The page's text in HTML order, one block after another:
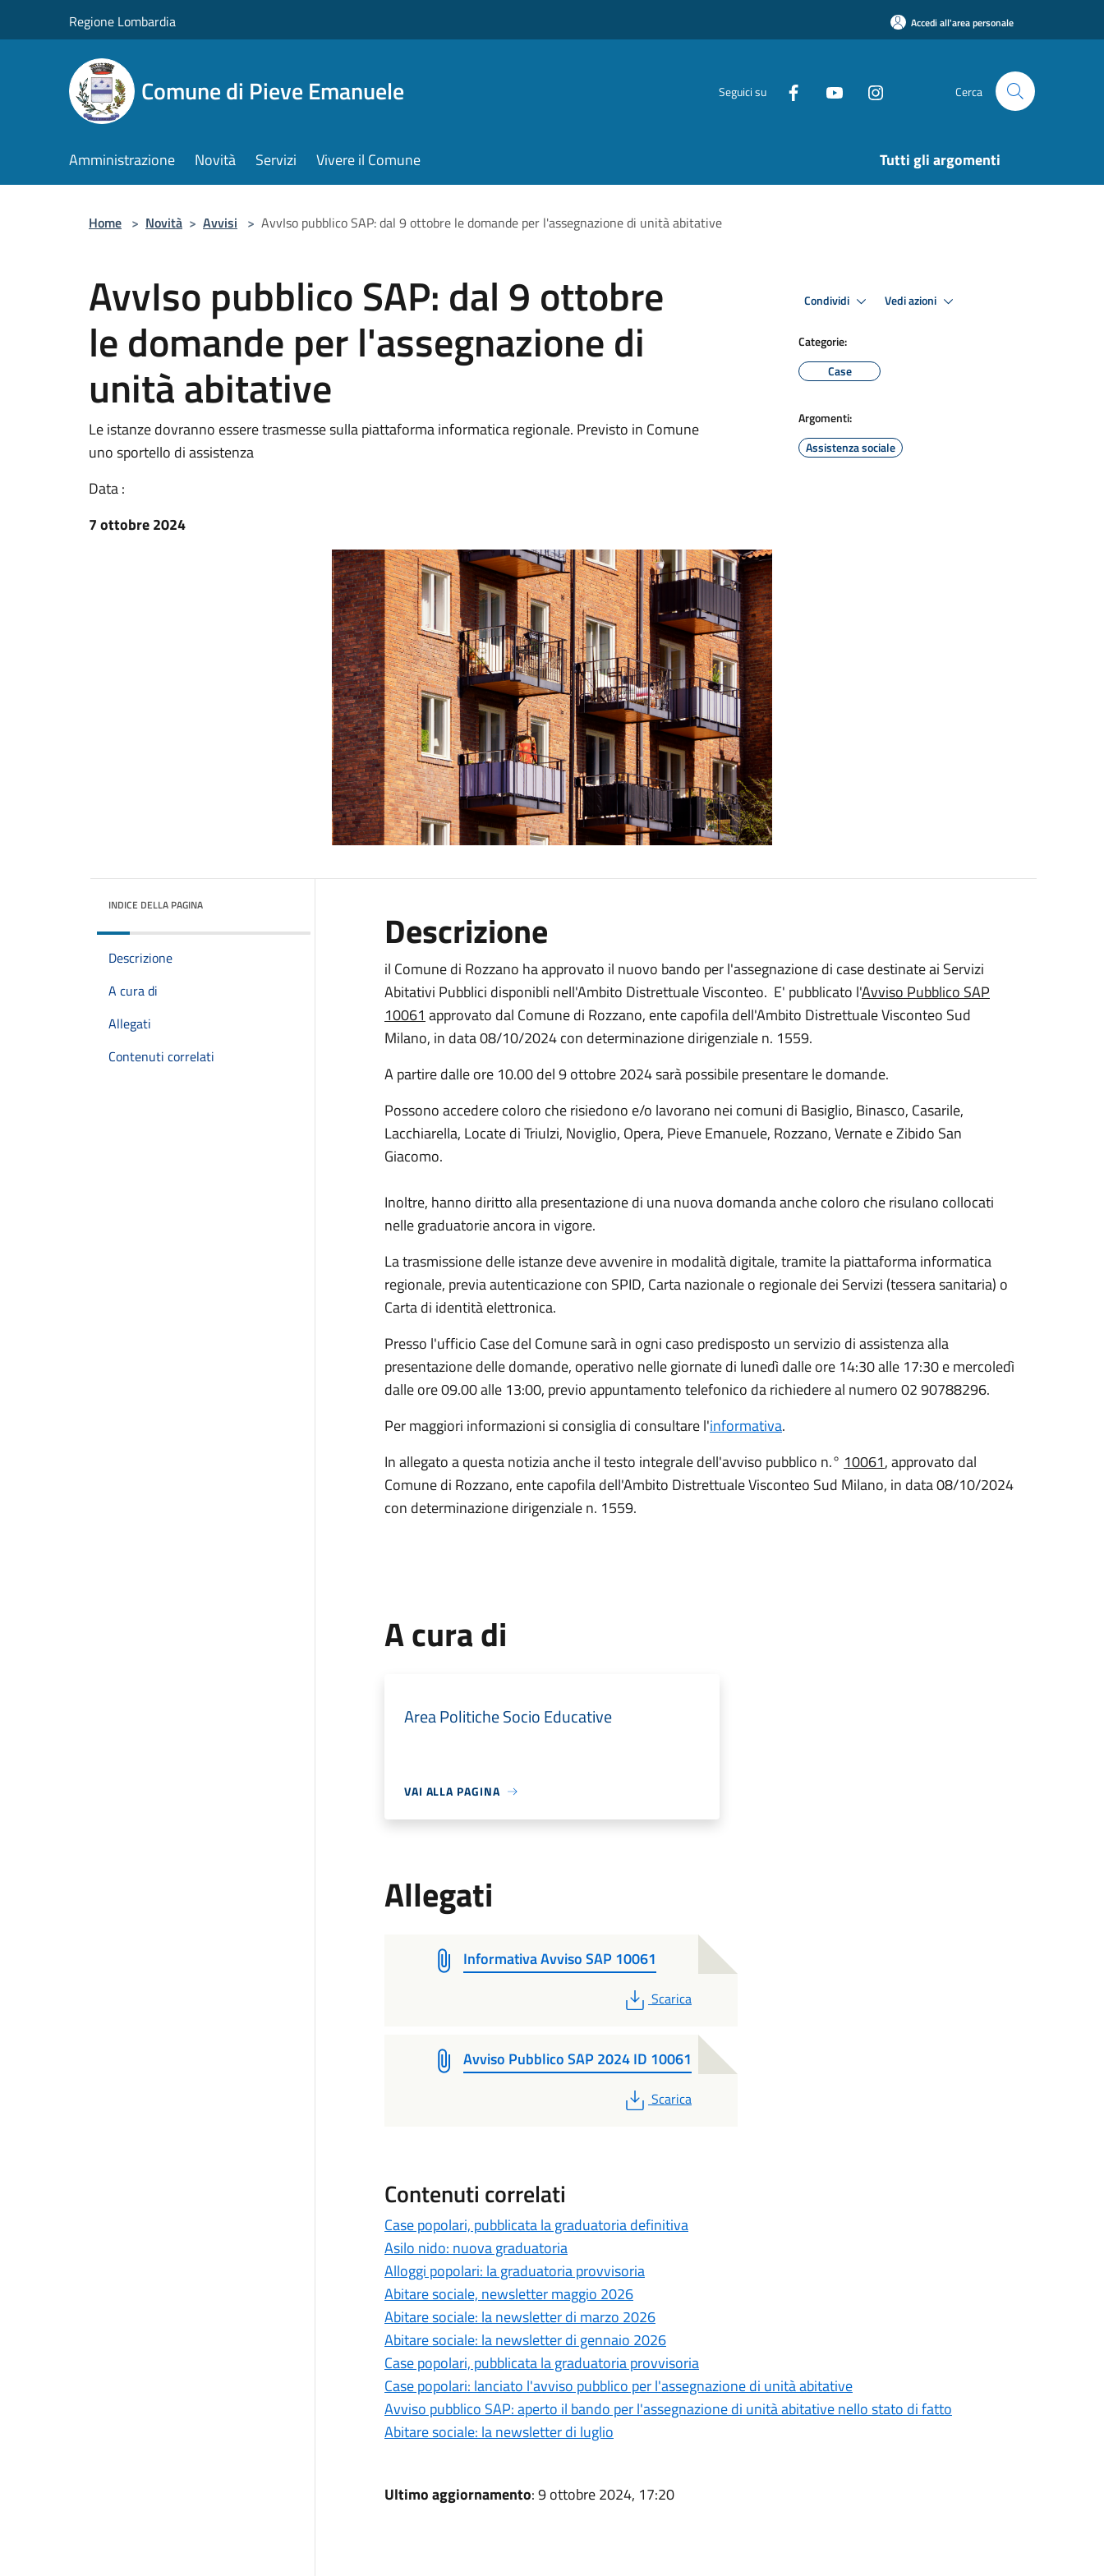
Regione Lombardia Accedi all'area personale
Comune di Pieve Emanuele Seguici su Cerca
Amministrazione Novità Servizi Vivere il Comune Tutti gli argomenti
Home > Novità > Avvisi > AvvIso pubblico SAP: dal 9 ottobre le domande per l'assegnazione di unità abitative
AvvIso pubblico SAP: dal 9 ottobre
le domande per l'assegnazione di
unità abitative
Le istanze dovranno essere trasmesse sulla piattaforma informatica regionale. Previsto in Comune
uno sportello di assistenza
Data :
7 ottobre 2024
Condividi Vedi azioni
Categorie:
Case
Argomenti:
Assistenza sociale
INDICE DELLA PAGINA
Descrizione
A cura di
Allegati
Contenuti correlati
Descrizione
il Comune di Rozzano ha approvato il nuovo bando per l'assegnazione di case destinate ai Servizi
Abitativi Pubblici disponibli nell'Ambito Distrettuale Visconteo. E' pubblicato l'Avviso Pubblico SAP
10061 approvato dal Comune di Rozzano, ente capofila dell'Ambito Distrettuale Visconteo Sud
Milano, in data 08/10/2024 con determinazione dirigenziale n. 1559.
A partire dalle ore 10.00 del 9 ottobre 2024 sarà possibile presentare le domande.
Possono accedere coloro che risiedono e/o lavorano nei comuni di Basiglio, Binasco, Casarile,
Lacchiarella, Locate di Triulzi, Noviglio, Opera, Pieve Emanuele, Rozzano, Vernate e Zibido San
Giacomo.
Inoltre, hanno diritto alla presentazione di una nuova domanda anche coloro che risulano collocati
nelle graduatorie ancora in vigore.
La trasmissione delle istanze deve avvenire in modalità digitale, tramite la piattaforma informatica
regionale, previa autenticazione con SPID, Carta nazionale o regionale dei Servizi (tessera sanitaria) o
Carta di identità elettronica.
Presso l'ufficio Case del Comune sarà in ogni caso predisposto un servizio di assistenza alla
presentazione delle domande, operativo nelle giornate di lunedì dalle ore 14:30 alle 17:30 e mercoledì
dalle ore 09.00 alle 13:00, previo appuntamento telefonico da richiedere al numero 02 90788296.
Per maggiori informazioni si consiglia di consultare l'informativa.
In allegato a questa notizia anche il testo integrale dell'avviso pubblico n.° 10061, approvato dal
Comune di Rozzano, ente capofila dell'Ambito Distrettuale Visconteo Sud Milano, in data 08/10/2024
con determinazione dirigenziale n. 1559.
A cura di
Area Politiche Socio Educative
VAI ALLA PAGINA
Allegati
Informativa Avviso SAP 10061
PDF
Scarica
Avviso Pubblico SAP 2024 ID 10061
PDF
Scarica
Contenuti correlati
Case popolari, pubblicata la graduatoria definitiva
Asilo nido: nuova graduatoria
Alloggi popolari: la graduatoria provvisoria
Abitare sociale, newsletter maggio 2026
Abitare sociale: la newsletter di marzo 2026
Abitare sociale: la newsletter di gennaio 2026
Case popolari, pubblicata la graduatoria provvisoria
Case popolari: lanciato l'avviso pubblico per l'assegnazione di unità abitative
Avviso pubblico SAP: aperto il bando per l'assegnazione di unità abitative nello stato di fatto
Abitare sociale: la newsletter di luglio
Ultimo aggiornamento: 9 ottobre 2024, 17:20